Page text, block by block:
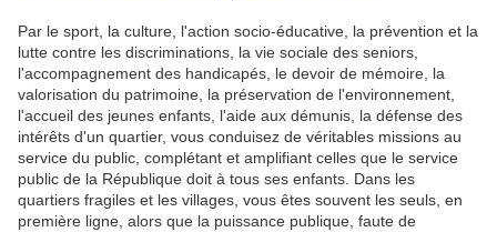
Par le sport, la culture, l'action socio-éducative, la prévention et la
lutte contre les discriminations, la vie sociale des seniors,
l'accompagnement des handicapés, le devoir de mémoire, la
valorisation du patrimoine, la préservation de l'environnement,
l'accueil des jeunes enfants, l'aide aux démunis, la défense des
intérêts d'un quartier, vous conduisez de véritables missions au
service du public, complétant et amplifiant celles que le service
public de la République doit à tous ses enfants. Dans les
quartiers fragiles et les villages, vous êtes souvent les seuls, en
première ligne, alors que la puissance publique, faute de